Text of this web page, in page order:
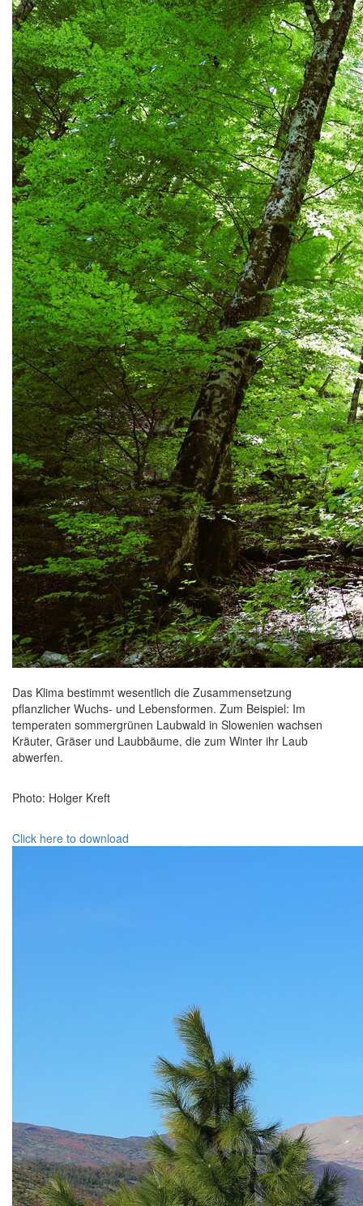
Das Klima bestimmt wesentlich die Zusammensetzung
pflanzlicher Wuchs- und Lebensformen. Zum Beispiel: Im
temperaten sommergrünen Laubwald in Slowenien wachsen
Kräuter, Gräser und Laubbäume, die zum Winter ihr Laub
abwerfen.
Photo: Holger Kreft
Click here to download